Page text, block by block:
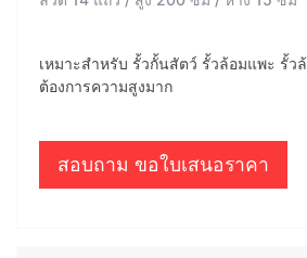
เหมาะสำหรับ รั้วกั้นสัตว์ รั้วล้อมแพะ รั้ว
ต้องการความสูงมาก
สอบถาม ขอใบเสนอราคา